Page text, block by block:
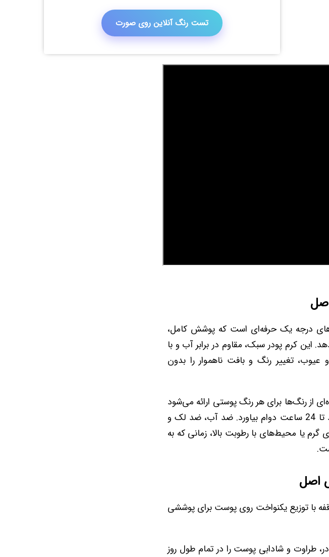
تست رنگ آنلاین روی صورت
درجه یک حرفه‌ای است که پوشش کامل،
این کرم پودر سبک، مقاوم در برابر آب و با
عیوب، تغییر رنگ و بافت ناهموار را بدون
از رنگ‌ها برای هر رنگ پوستی ارائه می‌شود
تا ظاهری طبیعی و یکدست داشته باشد که می‌تواند تا 24 ساعت دوام بیاورد. ضد آب، ضد لک و
گرم یا محیط‌های با رطوبت بالا، زمانی که به
اصل
با توزیع یکنواخت روی پوست برای پوششی
طراوت و شادابی پوست را در تمام طول روز